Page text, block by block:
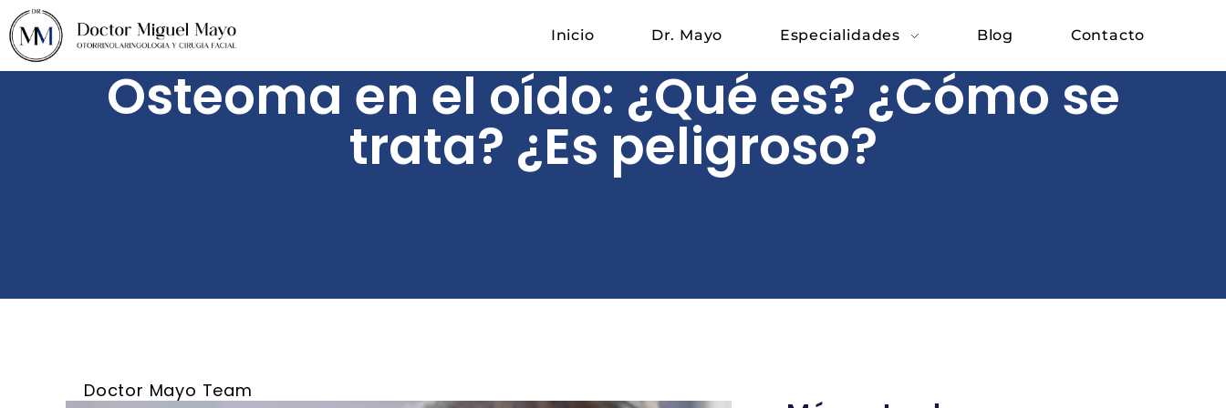
Inicio Dr. Mayo Especialidades Blog Contacto
Osteoma en el oído: ¿Qué es? ¿Cómo se
trata? ¿Es peligroso?
Doctor Mayo Team